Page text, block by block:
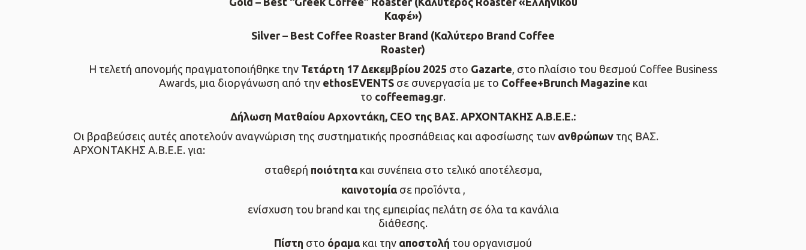
Καφέ»)
Silver – Best Coffee Roaster Brand (Καλύτερο Brand Coffee
Roaster)
Η τελετή απονομής πραγματοποιήθηκε την Τετάρτη 17 Δεκεμβρίου 2025 στο Gazarte, στο πλαίσιο του θεσμού Coffee Business
Awards, μια διοργάνωση από τηνethosEVENTSσε συνεργασία με το Coffee+Brunch Magazine και
το coffeemag.gr.
Δήλωση Ματθαίου Αρχοντάκη, CEO της ΒΑΣ. ΑΡΧΟΝΤΑΚΗΣ Α.Β.Ε.Ε.:
Οι βραβεύσεις αυτές αποτελούν αναγνώριση της συστηματικής προσπάθειας και αφοσίωσης των ανθρώπων της ΒΑΣ.
ΑΡΧΟΝΤΑΚΗΣ Α.Β.Ε.Ε. για:
σταθερή ποιότητακαι συνέπεια στο τελικό αποτέλεσμα,
καινοτομίασε προϊόντα ,
ενίσχυση του brand και της εμπειρίας πελάτη σε όλα τα κανάλια
διάθεσης.
Πίστη στο όραμα και την αποστολή του οργανισμού